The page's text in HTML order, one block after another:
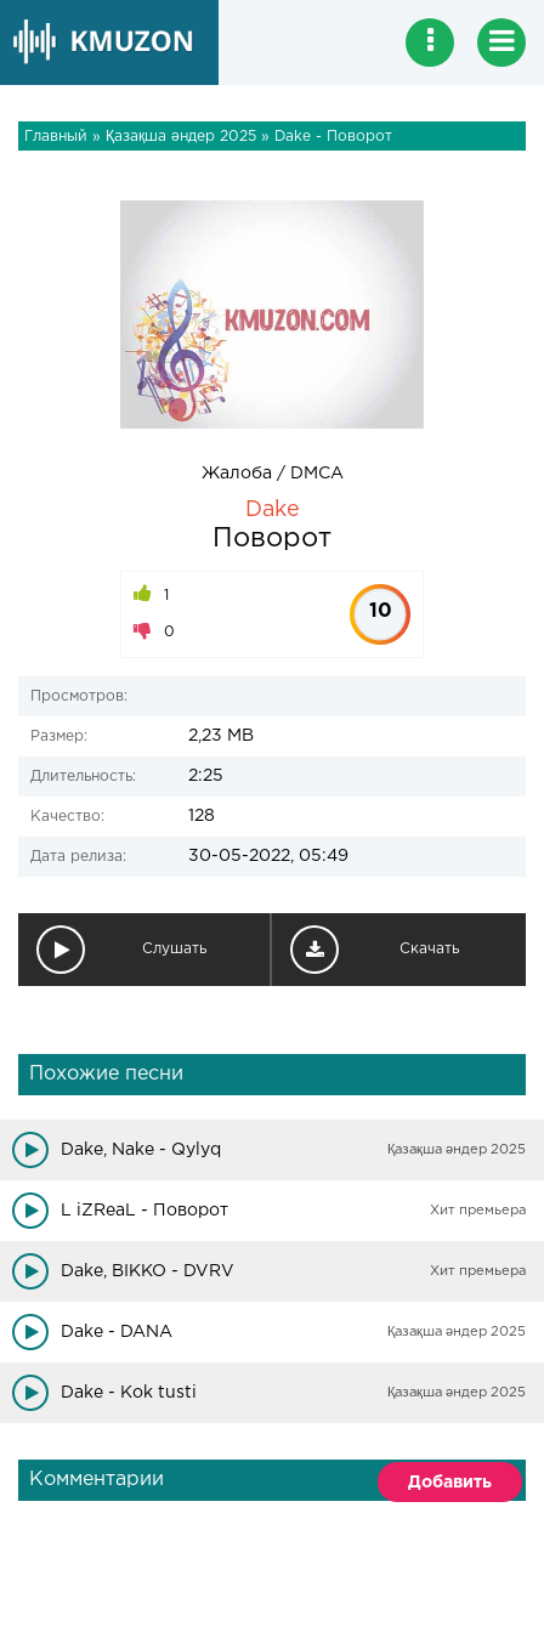
Главный » Қазақша әндер 2025 » Dake - Поворот
Жалоба / DMCA
Dake
Поворот
1
0
10
Просмотров:
Размер: 2,23 MB
Длительность: 2:25
Качество: 128
Дата релиза: 30-05-2022, 05:49
Слушать Скачать
Похожие песни
Dake, Nake - Qylyq Қазақша әндер 2025
L iZReaL - Поворот Хит премьера
Dake, BIKKO - DVRV Хит премьера
Dake - DANA Қазақша әндер 2025
Dake - Kok tusti Қазақша әндер 2025
Комментарии Добавить